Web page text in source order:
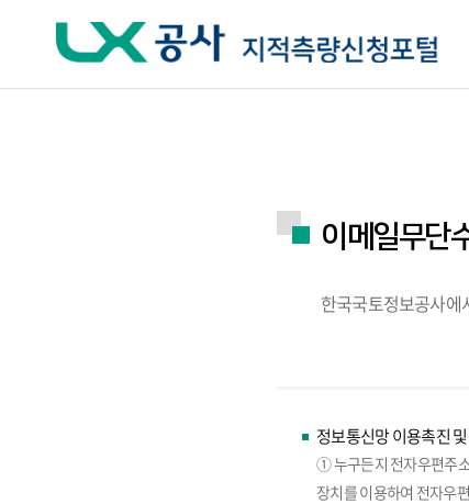
이메일무단
한국국토정보공사에
정보통신망 이용촉진
① 누구든지 전자우편주
장치를 이용하여 전자우